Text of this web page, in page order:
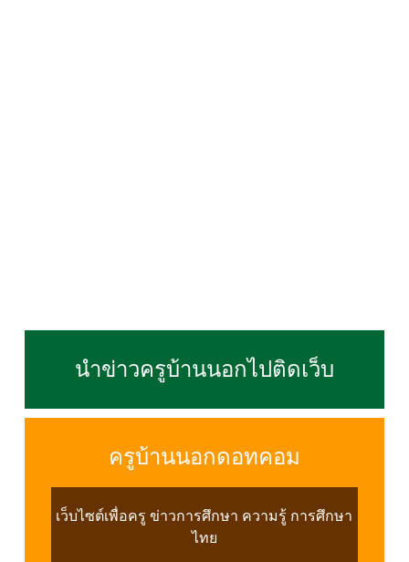
นำข่าวครูบ้านนอกไปติดเว็บ
ครูบ้านนอกดอทคอม
เว็บไซต์เพื่อครู ข่าวการศึกษา ความรู้ การศึกษา
ไทย